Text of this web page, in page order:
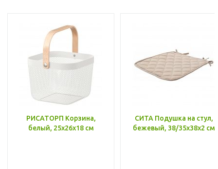
РИСАТОРП Корзина,
белый, 25x26x18 см
СИТА Подушка на стул,
бежевый, 38/35x38x2 см